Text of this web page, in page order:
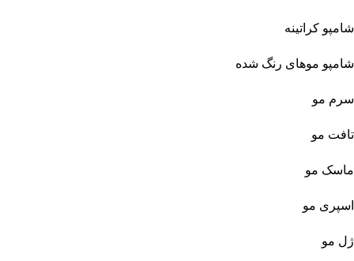
شامپو کراتینه
شامپو موهای رنگ شده
سرم مو
تافت مو
ماسک مو
اسپری مو
ژل مو